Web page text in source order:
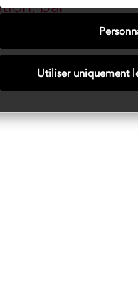
Utiliser uniquement
par
ou par